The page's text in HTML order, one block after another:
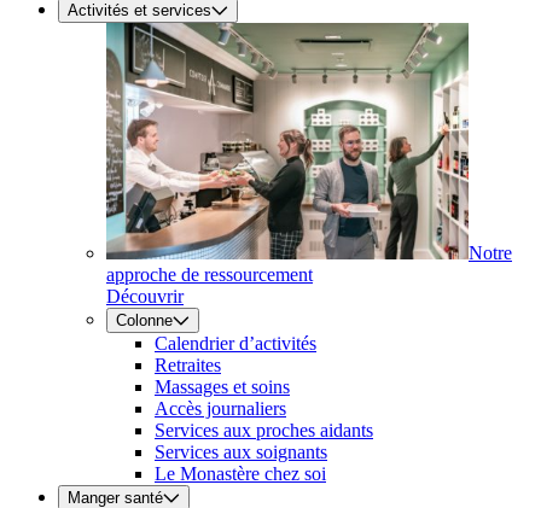
Activités et services
Notre
approche de ressourcement
Découvrir
Colonne
Calendrier d’activités
Retraites
Massages et soins
Accès journaliers
Services aux proches aidants
Services aux soignants
Le Monastère chez soi
Manger santé